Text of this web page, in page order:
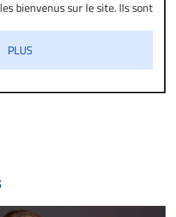
bienvenus sur le site. Ils sont
politique de modération,
le site vous dérange, prenez
courriel (info@droit-
PLUS